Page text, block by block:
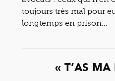
toujours très mal pour
longtemps en prison…
« T’AS MA